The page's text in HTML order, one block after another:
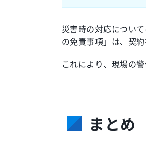
災害時の対応につい
の免責事項」は、契
これにより、現場の
まとめ